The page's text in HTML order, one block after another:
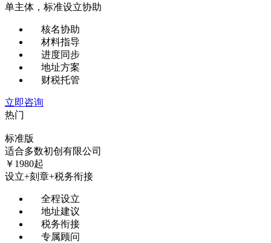
单主体，标准设立协助
核名协助
材料指导
进度同步
地址方案
财税托管
立即咨询
热门
标准版
适合多数初创有限公司
￥ 1980起
设立+刻章+税务衔接
全程设立
地址建议
税务衔接
专属顾问